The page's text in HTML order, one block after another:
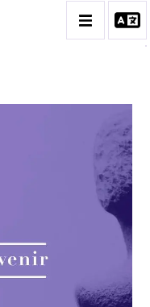
À SÈVRES